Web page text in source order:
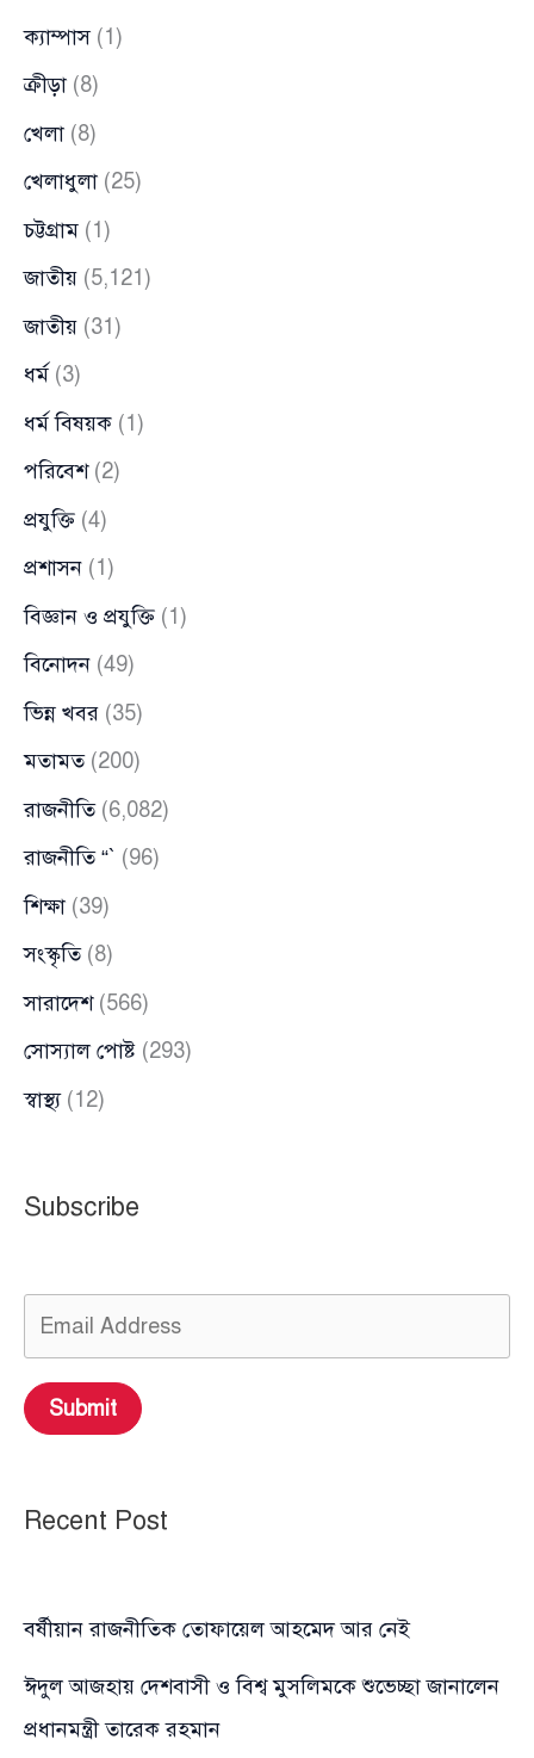
ক্যাম্পাস(1)
ক্রীড়া (8)
খেলা (8)
খেলাধুলা (25)
চট্টগ্রাম (1)
জাতীয় (5,121)
জাতীয় (31)
ধর্ম (3)
ধর্ম বিষয়ক (1)
পরিবেশ(2)
প্রযুক্তি (4)
প্রশাসন (1)
বিজ্ঞান ও প্রযুক্তি (1)
বিনোদন (49)
ভিন্ন খবর (35)
মতামত(200)
রাজনীতি(6,082)
রাজনীতি “` (96)
শিক্ষা (39)
সংস্কৃতি(8)
সারাদেশ(566)
সোস্যাল পোষ্ট (293)
স্বাস্থ্য(12)
Subscribe
Submit
Recent Post
বর্ষীয়ান রাজনীতিক তোফায়েল আহমেদ আর নেই
ঈদুল আজহায় দেশবাসী ও বিশ্ব মুসলিমকে শুভেচ্ছা জানালেন
প্রধানমন্ত্রী তারেক রহমান